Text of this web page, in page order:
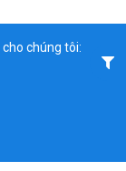
chúng tôi: